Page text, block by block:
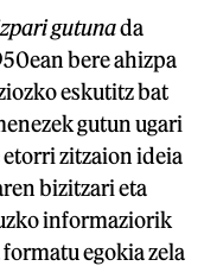
gutunada
bere ahizpa
eskutitz bat
gutun ugari
etorri zitzaion ideia
bizitzari eta
informaziorik
egokia zela